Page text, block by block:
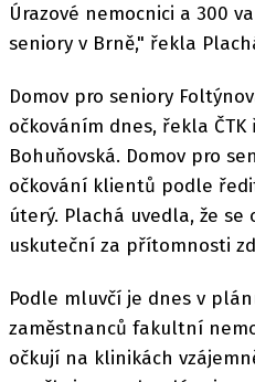
Úrazové nemocnici a 300
seniory v Brně," řekla
Domov pro seniory
očkováním dnes, řekla
Bohuňovská. Domov pro
očkování klientů podle
úterý. Plachá uvedla, že se
uskuteční za přítomnosti
Podle mluvčí je dnes v
zaměstnanců fakultní
očkují na klinikách